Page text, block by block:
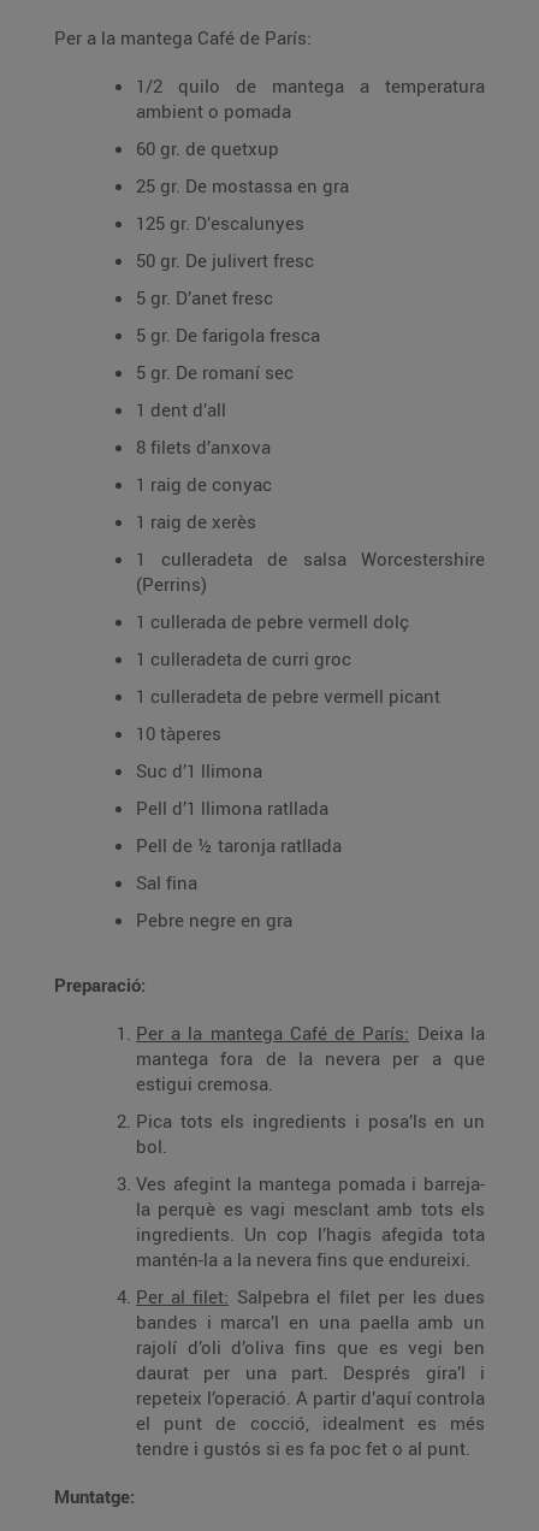
Per a la mantega Café de París:
1/2 quilo de mantega a temperatura
ambient o pomada
60 gr. de quetxup
25 gr. De mostassa en gra
125 gr. D’escalunyes
50 gr. De julivert fresc
5 gr. D’anet fresc
5 gr. De farigola fresca
5 gr. De romaní sec
1 dent d’all
8 filets d’anxova
1 raig de conyac
1 raig de xerès
1 culleradeta de salsa Worcestershire
(Perrins)
1 cullerada de pebre vermell dolç
1 culleradeta de curri groc
1 culleradeta de pebre vermell picant
10 tàperes
Suc d’1 llimona
Pell d’1 llimona ratllada
Pell de ½ taronja ratllada
Sal fina
Pebre negre en gra
Preparació:
Per a la mantega Café de París: Deixa la
mantega fora de la nevera per a que
estigui cremosa.
Pica tots els ingredients i posa’ls en un
bol.
Ves afegint la mantega pomada i barreja-
la perquè es vagi mesclant amb tots els
ingredients. Un cop l’hagis afegida tota
mantén-la a la nevera fins que endureixi.
Per al filet: Salpebra el filet per les dues
bandes i marca’l en una paella amb un
rajolí d’oli d’oliva fins que es vegi ben
daurat per una part. Després gira’l i
repeteix l’operació. A partir d’aquí controla
el punt de cocció, idealment es més
tendre i gustós si es fa poc fet o al punt.
Muntatge: